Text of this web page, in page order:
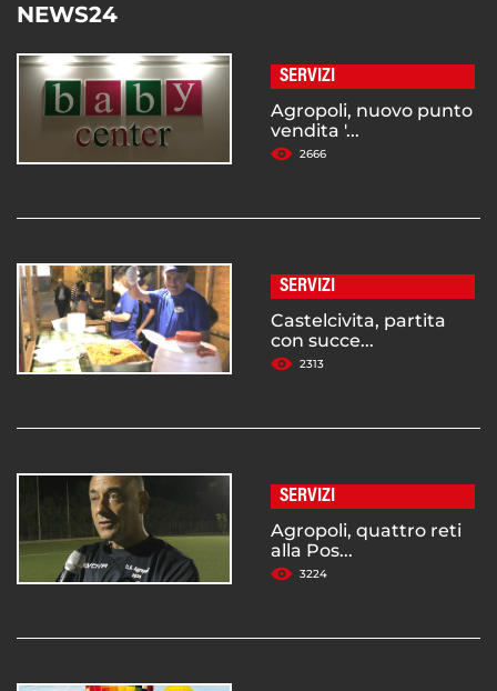
NEWS24
SERVIZI
Agropoli, nuovo punto
vendita '...
2666
SERVIZI
Castelcivita, partita
con succe...
2313
SERVIZI
Agropoli, quattro reti
alla Pos...
3224